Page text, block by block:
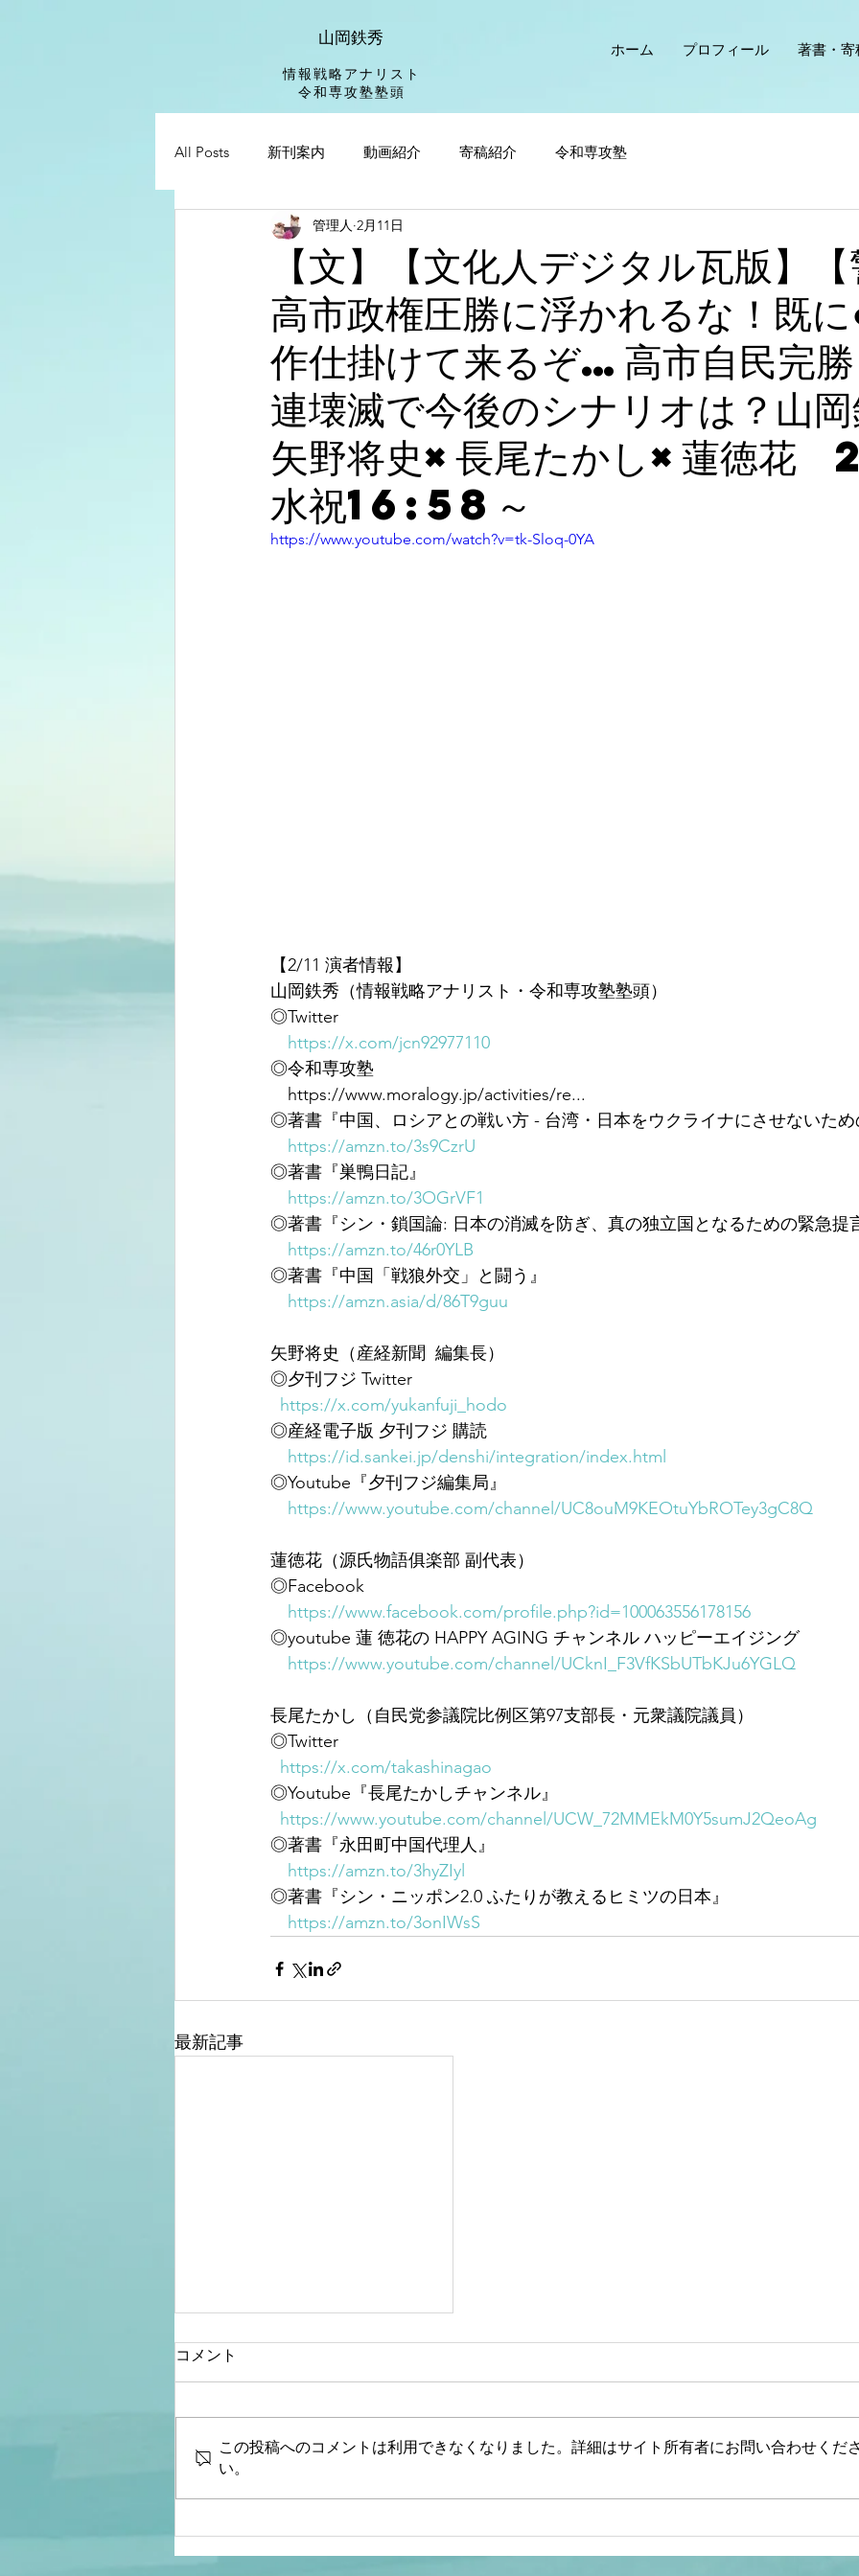
山岡鉄秀
情報戦略アナリスト
​令和専攻塾塾頭
ホーム プロフィール 著書・寄
All Posts 新刊案内 動画紹介 寄稿紹介 令和専攻塾
【文】【文化人デジタル瓦版】
高市政権圧勝に浮かれるな！既
作仕掛けて来るぞ…高市自民完
連壊滅で今後のシナリオは？山
矢野将史×長尾たかし×蓮徳
水祝16:58～
管理人 2月11日
https://www.youtube.com/watch?v=tk-Sloq-0YA
【2/11 演者情報】
山岡鉄秀（情報戦略アナリスト・令和専攻塾塾頭）
◎Twitter
https://x.com/jcn92977110
◎令和専攻塾
https://www.moralogy.jp/activities/re...
◎著書『中国、ロシアとの戦い方 - 台湾・日本をウクライナにさせないた
https://amzn.to/3s9CzrU
◎著書『巣鴨日記』
https://amzn.to/3OGrVF1
◎著書『シン・鎖国論: 日本の消滅を防ぎ、真の独立国となるための緊急提
https://amzn.to/46r0YLB
◎著書『中国「戦狼外交」と闘う』
https://amzn.asia/d/86T9guu
矢野将史（産経新聞  編集長）
◎夕刊フジ Twitter
https://x.com/yukanfuji_hodo
◎産経電子版 夕刊フジ 購読
https://id.sankei.jp/denshi/integration/index.html
◎Youtube『夕刊フジ編集局』
https://www.youtube.com/channel/UC8ouM9KEOtuYbROTey3gC8Q
蓮徳花（源氏物語俱楽部 副代表）
◎Facebook
https://www.facebook.com/profile.php?id=100063556178156
◎youtube 蓮 徳花の HAPPY AGING チャンネル ハッピーエイジング
https://www.youtube.com/channel/UCknI_F3VfKSbUTbKJu6YGLQ
長尾たかし（自民党参議院比例区第97支部長・元衆議院議員）
◎Twitter
https://x.com/takashinagao
◎Youtube『長尾たかしチャンネル』
https://www.youtube.com/channel/UCW_72MMEkM0Y5sumJ2QeoAg
◎著書『永田町中国代理人』
https://amzn.to/3hyZIyl
◎著書『シン・ニッポン2.0 ふたりが教えるヒミツの日本』
https://amzn.to/3onIWsS
最新記事
【文】【文化人デジタル瓦
チ？】選挙情勢分析から見た
コメント
この投稿へのコメントは利用できなくなりました。詳細はサイト所有者にお問い合わせくだ
い。